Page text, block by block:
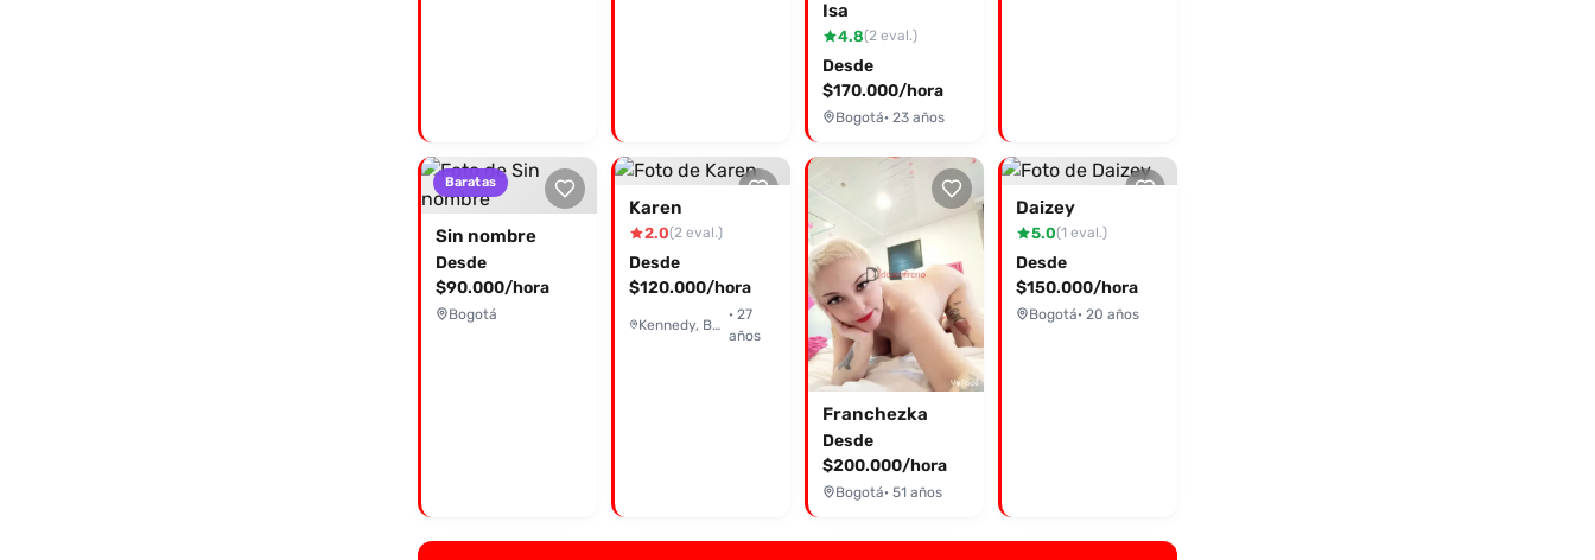
Isa
4.8(2 eval.)
Desde
$170.000/hora
Bogotá· 23 años
Baratas
Sin nombre
Desde
$90.000/hora
Bogotá
Karen
2.0(2 eval.)
Desde
$120.000/hora
Kennedy, Bogotá
· 27
años
Franchezka
Desde
$200.000/hora
Bogotá· 51 años
Daizey
5.0(1 eval.)
Desde
$150.000/hora
Bogotá· 20 años